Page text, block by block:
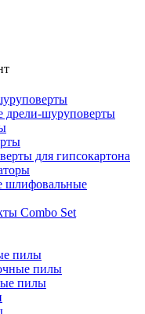
дрели-шуруповерты
для гипсокартона
шлифовальные
Combo Set
пилы
пилы
пилы